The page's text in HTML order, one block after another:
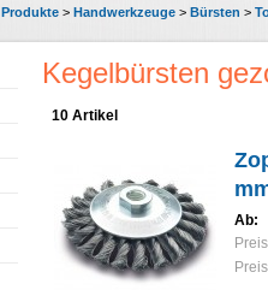
Produkte > Handwerkzeuge > Bürsten >
Kegelbürsten
10 Artikel
Ab: